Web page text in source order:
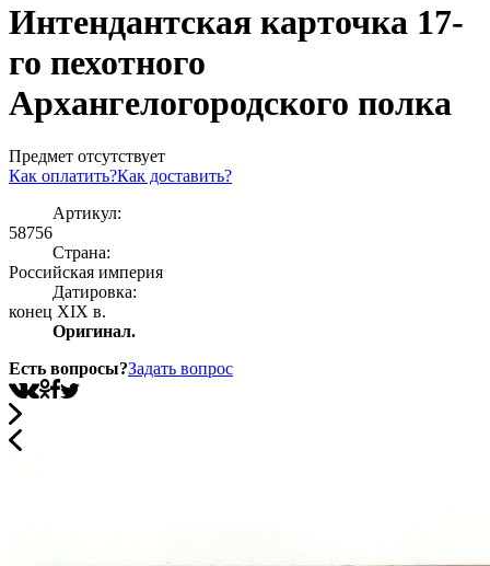
Интендантская карточка 17-
го пехотного
Архангелогородского полка
Предмет отсутствует
Как оплатить?Как доставить?
Артикул:
58756
Страна:
Росcийская империя
Датировка:
конец XIX в.
Оригинал.
Есть вопросы?Задать вопрос